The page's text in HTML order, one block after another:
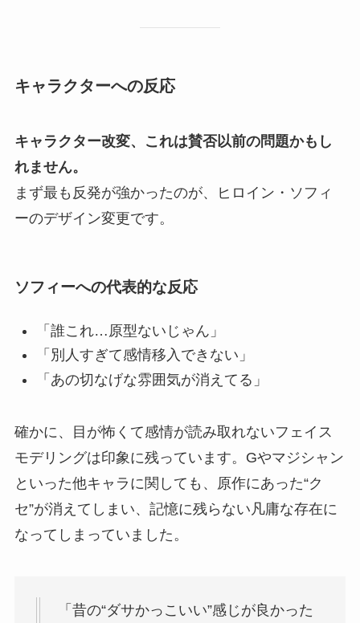
キャラクターへの反応
キャラクター改変、これは賛否以前の問題かもし
れません。
まず最も反発が強かったのが、ヒロイン・ソフィ
ーのデザイン変更です。
ソフィーへの代表的な反応
「誰これ…原型ないじゃん」
「別人すぎて感情移入できない」
「あの切なげな雰囲気が消えてる」
確かに、目が怖くて感情が読み取れないフェイス
モデリングは印象に残っています。Gやマジシャン
といった他キャラに関しても、原作にあった“ク
セ”が消えてしまい、記憶に残らない凡庸な存在に
なってしまっていました。
「昔の“ダサかっこいい”感じが良かった